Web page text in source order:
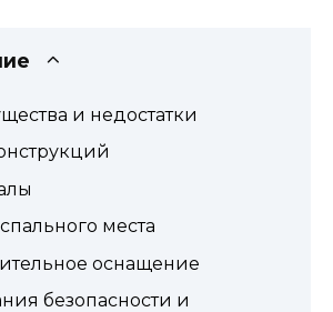
и недостатки
места
оснащение
безопасности и